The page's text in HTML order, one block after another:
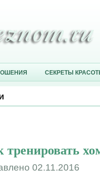
СЕКРЕТЫ
тренировать
02.11.2016